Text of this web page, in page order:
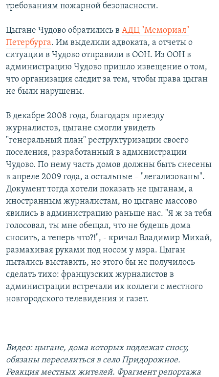
требованиям пожарной безопасности.
Цыгане Чудово обратились в АДЦ "Мемориал"
Петербурга. Им выделили адвоката, а отчеты о
ситуации в Чудово отправили в ООН. Из ООН в
администрацию Чудово пришло извещение о том,
что организация следит за тем, чтобы права цыган
не были нарушены.
В декабре 2008 года, благодаря приезду
журналистов, цыгане смогли увидеть
"генеральный план" реструктуризации своего
поселения, разработанный в администрации
Чудово. По нему часть домов должны быть снесены
в апреле 2009 года, а остальные – "легализованы".
Документ тогда хотели показать не цыганам, а
иностранным журналистам, но цыгане массово
явились в администрацию раньше нас. "Я ж за тебя
голосовал, ты мне обещал, что не будешь дома
сносить, а теперь что?!", - кричал Владимир Михай,
размахивая руками под носом у мэра. Цыган
пытались выставить, но этого бы не получилось
сделать тихо: французских журналистов в
администрации встречали их коллеги с местного
новгородского телевидения и газет.
Видео: цыгане, дома которых подлежат сносу,
обязаны переселиться в село Придорожное.
Реакция местных жителей. Фрагмент репортажа